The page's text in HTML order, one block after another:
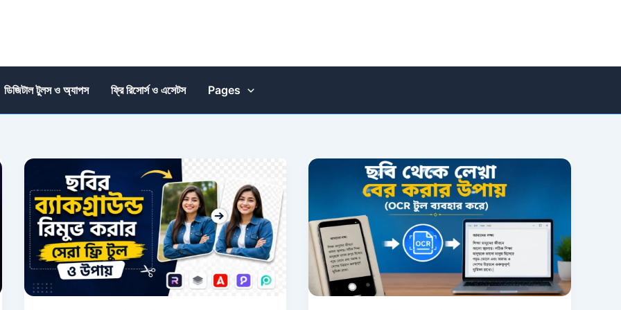
ডিজিটাল টুলস ও অ্যাপস ফ্রি রিসোর্স ও এসেটস Pages